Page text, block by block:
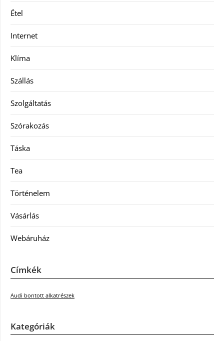
Étel
Internet
Klíma
Szállás
Szolgáltatás
Szórakozás
Táska
Tea
Történelem
Vásárlás
Webáruház
Címkék
Audi bontott alkatrészek
Kategóriák